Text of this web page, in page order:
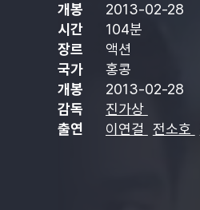
개봉 2013-02-28
시간
104분
장르
액션
국가
홍콩
개봉
2013-02-28
감독
진가상
출연
이연걸 전소호